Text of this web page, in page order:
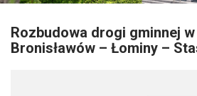
Rozbudowa drogi gminnej
Bronisławów – Łominy –